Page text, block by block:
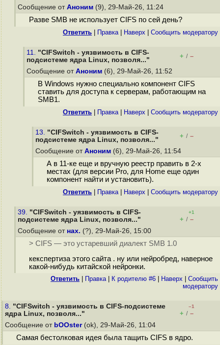
Сообщение от Аноним (9), 29-Май-26, 11:24
Разве SMB не использует CIFS по сей день?
Ответить Правка| Наверх Cообщить модератору
11. "CIFSwitch - уязвимость в CIFS-
подсистеме ядра Linux, позволя..."
+ / –
Сообщение от Аноним (6), 29-Май-26, 11:52
В Windows нужно специально компонент CIFS
ставить для доступа к серверам, работающим на
SMB1.
Ответить Правка| Наверх Cообщить модератору
13. "CIFSwitch - уязвимость в CIFS-
подсистеме ядра Linux, позволя..."
+ / –
Сообщение от Аноним (6), 29-Май-26, 11:54
А в 11-ке еще и вручную реестр править в 2-х
местах (для версии Pro, для Home еще один
компонент найти и установить).
Ответить Правка| Наверх Cообщить модератору
39. "CIFSwitch - уязвимость в CIFS-
подсистеме ядра Linux, позволя..."
+1
+ / –
Сообщение от нах. (?), 29-Май-26, 15:00
> CIFS — это устаревший диалект SMB 1.0
кекспертиза этого сайта . ну или нейробред, наверное
какой-нибудь китайской нейронки.
Ответить Правка| К родителю #6 Наверх
Cообщить
модератору
8. "CIFSwitch - уязвимость в CIFS-подсистеме
ядра Linux, позволя..."
–1
+ / –
Сообщение от bOOster(ok), 29-Май-26, 11:04
Самая бестолковая идея была тащить CIFS в ядро.